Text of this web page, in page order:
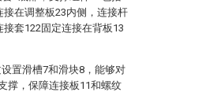
在调整板23内侧，连接杆
套122固定连接在背板13
置滑槽7和滑块8，能够对
撑，保障连接板11和螺纹